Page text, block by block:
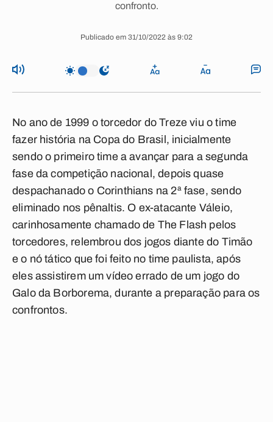
confronto.
Publicado em 31/10/2022 às 9:02
No ano de 1999 o torcedor do Treze viu o time
fazer história na Copa do Brasil, inicialmente
sendo o primeiro time a avançar para a segunda
fase da competição nacional, depois quase
despachanado o Corinthians na 2ª fase, sendo
eliminado nos pênaltis. O ex-atacante Váleio,
carinhosamente chamado de The Flash pelos
torcedores, relembrou dos jogos diante do Timão
e o nó tático que foi feito no time paulista, após
eles assistirem um vídeo errado de um jogo do
Galo da Borborema, durante a preparação para os
confrontos.